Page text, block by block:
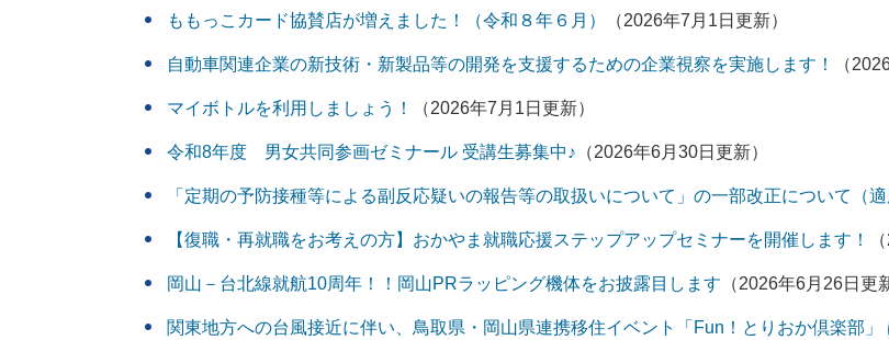
ももっこカード協賛店が増えました！（令和８年６月） （2026年7月1日更新）
自動車関連企業の新技術・新製品等の開発を支援するための企業視察を実施します！ （
マイボトルを利用しましょう！ （2026年7月1日更新）
令和8年度 男女共同参画ゼミナール 受講生募集中♪ （2026年6月30日更新）
「定期の予防接種等による副反応疑いの報告等の取扱いについて」の一部改正について（
【復職・再就職をお考えの方】おかやま就職応援ステップアップセミナーを開催します！
岡山－台北線就航10周年！！岡山PRラッピング機体をお披露目します （2026年6月26日更
関東地方への台風接近に伴い、鳥取県・岡山県連携移住イベント「Fun！とりおか倶楽部